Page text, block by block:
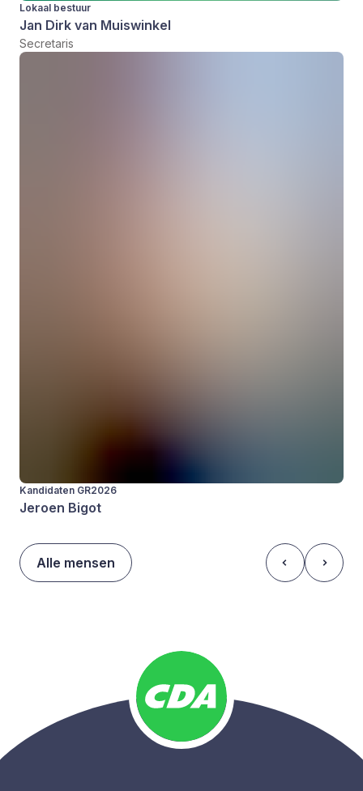
Lokaal bestuur
Jan Dirk van Muiswinkel
Secretaris
Kandidaten GR2026
Jeroen Bigot
Alle mensen